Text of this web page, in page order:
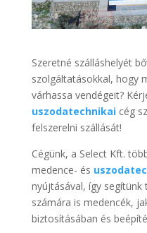
Szeretné szálláshelyét
szolgáltatásokkal, hogy
várhassa vendégeit?
uszodatechnikaicég
felszerelni szállását!
Cégünk, a Select Kft.
medence- és
nyújtásával, így
számára is medencék,
biztosításában és